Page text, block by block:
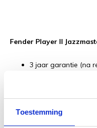
Toestemming
Fender Player II
3 jaar garantie (na
Inruilmogelijkheid
Gratis verzending